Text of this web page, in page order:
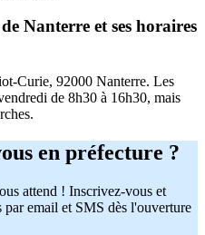
Nanterre et ses horaires
Curie, 92000 Nanterre. Les
de 8h30 à 16h30, mais
en préfecture ?
attend ! Inscrivez-vous et
email et SMS dès l'ouverture